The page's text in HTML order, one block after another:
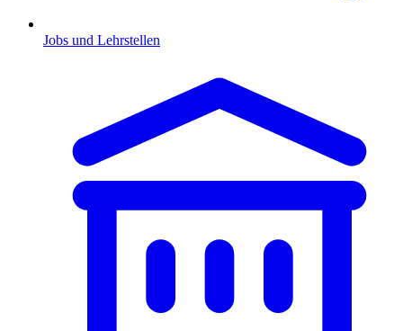
Jobs und Lehrstellen